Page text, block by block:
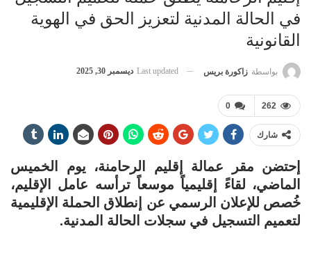
في الحالة المدنية لتعزيز الحق في الهوية
القانونية
بواسطة زاكورة بريس Last updated ديسمبر 30, 2025
0 262
شارك
إحتضن مقر عمالة إقليم الرحامنة، يوم الخميس
الماضي، لقاءً إقليمياً موسعاً ترأسه عامل الإقليم،
خُصص للإعلان الرسمي عن إنطلاق الحملة الإقليمية
لتعميم التسجيل في سجلات الحالة المدنية.